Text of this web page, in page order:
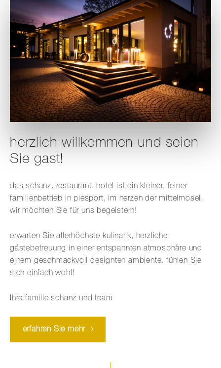
herzlich willkommen und seien
Sie gast!
das schanz. restaurant. hotel ist ein kleiner, feiner
familienbetrieb in piesport, im herzen der mittelmosel.
wir möchten Sie für uns begeistern!
erwarten Sie allerhöchste kulinarik, herzliche
gästebetreuung in einer entspannten atmosphäre und
einem geschmackvoll designten ambiente. fühlen Sie
sich einfach wohl!
Ihre familie schanz und team
erfahren Sie mehr